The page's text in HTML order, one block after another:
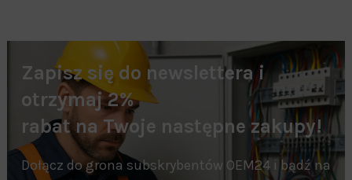
Zapisz się do newslettera i
otrzymaj 2%
rabat na Twoje następne zakupy!
Dołącz do grona subskrybentów OEM24 i bądź na